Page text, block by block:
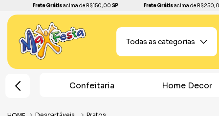
Frete Grátisacima de R$150,00 SP Frete Grátisacima de
Todas as categorias
Home Decor Chá Revelação